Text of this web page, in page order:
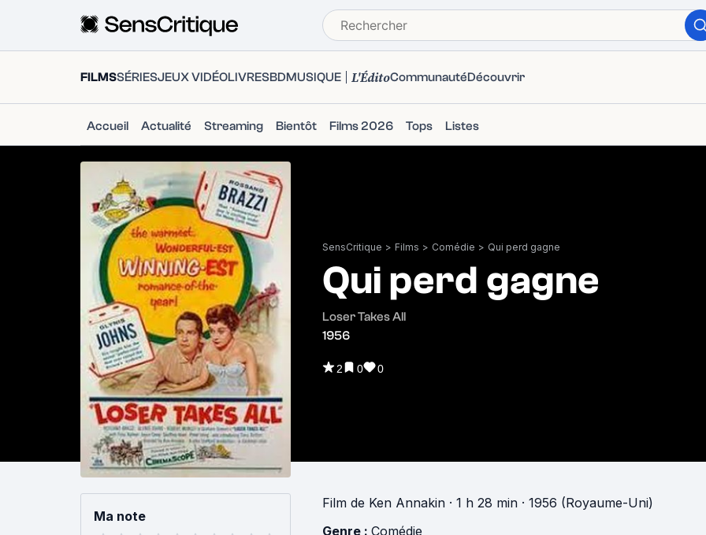
FILMSSÉRIESJEUX VIDÉOLIVRESBDMUSIQUE L'ÉditoCommunautéDécouvrir
Accueil Actualité Streaming Bientôt Films 2026 Tops Listes
SensCritique > Films > Comédie > Qui perd gagne
Qui perd gagne
Loser Takes All
1956
2 0 0
Ma note
Film de Ken Annakin · 1 h 28 min · 1956 (Royaume-Uni)
Genre : Comédie